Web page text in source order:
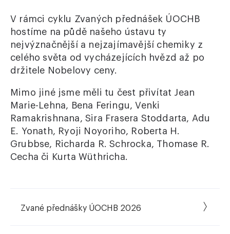
Tech transfer
Kontakt
V rámci cyklu Zvaných přednášek ÚOCHB
hostíme na půdě našeho ústavu ty
nejvýznačnější a nejzajímavější chemiky z
celého světa od vycházejících hvězd až po
držitele Nobelovy ceny.
Mimo jiné jsme měli tu čest přivítat Jean
Marie-Lehna, Bena Feringu, Venki
Ramakrishnana, Sira Frasera Stoddarta, Adu
E. Yonath, Ryoji Noyoriho, Roberta H.
Grubbse, Richarda R. Schrocka, Thomase R.
Cecha či Kurta Wüthricha.
Zvané přednášky ÚOCHB 2026